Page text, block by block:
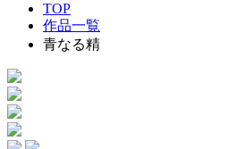
TOP
作品一覧
青なる精